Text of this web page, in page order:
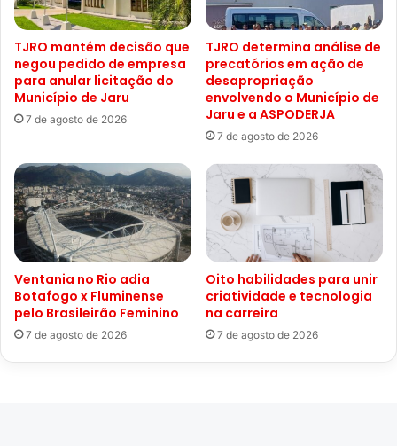
TJRO mantém decisão que
negou pedido de empresa
para anular licitação do
Município de Jaru
7 de agosto de 2026
TJRO determina análise de
precatórios em ação de
desapropriação
envolvendo o Município de
Jaru e a ASPODERJA
7 de agosto de 2026
Ventania no Rio adia
Botafogo x Fluminense
pelo Brasileirão Feminino
7 de agosto de 2026
Oito habilidades para unir
criatividade e tecnologia
na carreira
7 de agosto de 2026